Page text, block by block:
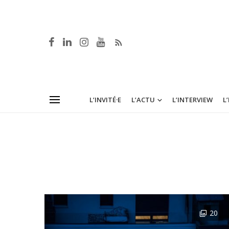
L’INVITÉ·E L’ACTU L’INTERVIEW
20